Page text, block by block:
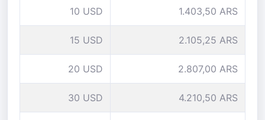
10 USD 1.403,50 ARS
15 USD 2.105,25 ARS
20 USD 2.807,00 ARS
30 USD 4.210,50 ARS